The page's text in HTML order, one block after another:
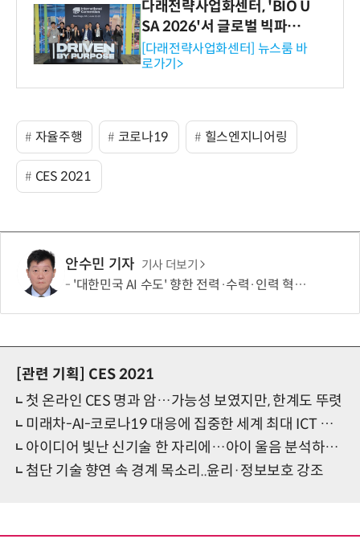
다래전략사업화센터, 'BIO U
SA 2026'서 글로벌 빅파마
와의 비즈니스 미팅 지원…K
-바이오 해외 진출 교두보 확
보
[다래전략사업화센터] 뉴스룸 바
로가기>
자율주행 코로나19 힐스엔지니어링
CES 2021
안수민 기자 기사 더보기
'대한민국 AI 수도' 향한 전력·수력·인력 혁신 시동…'충남 3력 혁신 TF 회의 첫 개최
[관련 기획]
CES 2021
첫 온라인 CES 명과 암…가능성 보였지만, 한계도 뚜렷
미래차-AI-코로나19 대응에 집중한 세계 최대 ICT 전시회
아이디어 빛난 신기술 한 자리에…아이 울음 분석하고, 무인 순찰차까지
첨단 기술 향연 속 경계 목소리..윤리·정보보호 강조